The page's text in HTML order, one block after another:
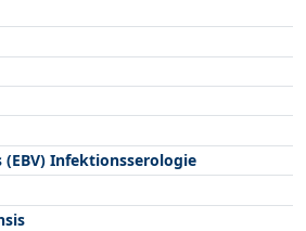
(EBV) Infektionsserologie